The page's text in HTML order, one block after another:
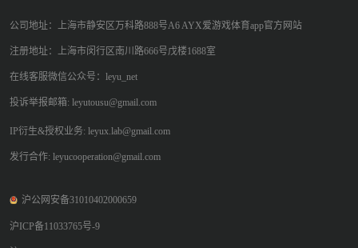
公司地址：上海市静安区万科路888号A6 AYX爱游戏体育app官方网站
注册地址：上海市闵行区南川路666号戊楼1688室
在线客服微信公众号：leyu_net
投诉举报邮箱: leyutousu@gmail.com
IP衍生&授权业务: leyux.lab@gmail.com
发行合作: leyucooperation@gmail.com
沪公网安备31010402000659
沪ICP备11033765号-9